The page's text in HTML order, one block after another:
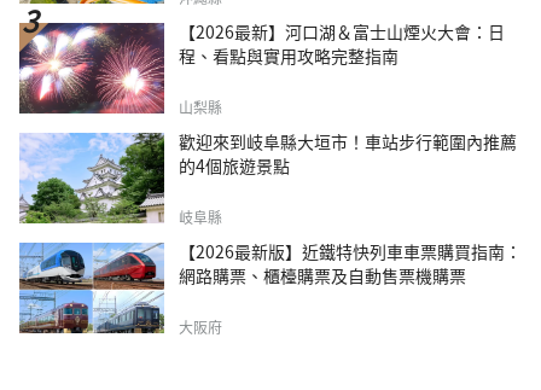
【2026最新】河口湖＆富士山煙火大會：日
程、看點與實用攻略完整指南
山梨縣
歡迎來到岐阜縣大垣市！車站步行範圍內推薦
的4個旅遊景點
岐阜縣
【2026最新版】近鐵特快列車車票購買指南：
網路購票、櫃檯購票及自動售票機購票
大阪府